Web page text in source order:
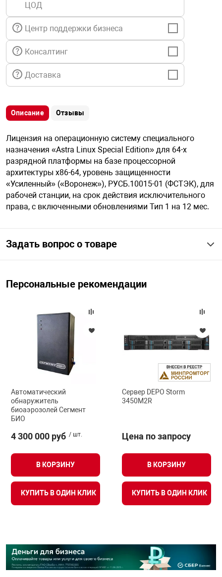
техника
автомобили
информации
средства охраны
ключи
безопасность
оборудование
ЦОД
Центр поддержки бизнеса
Консалтинг
Доставка
Описание Отзывы
Лицензия на операционную систему специального
назначения «Astra Linux Special Edition» для 64-х
разрядной платформы на базе процессорной
архитектуры х86-64, уровень защищенности
«Усиленный» («Воронеж»), РУСБ.10015-01 (ФСТЭК), для
рабочей станции, на срок действия исключительного
права, с включенными обновлениями Тип 1 на 12 мес.
Задать вопрос о товаре
Персональные рекомендации
Автоматический
обнаружитель
биоаэрозолей Сегмент
БИО
4 300 000 руб / шт.
В КОРЗИНУ
КУПИТЬ В ОДИН КЛИК
Сервер DEPO Storm
3450M2R
Цена по запросу
В КОРЗИНУ
КУПИТЬ В ОДИН КЛИК